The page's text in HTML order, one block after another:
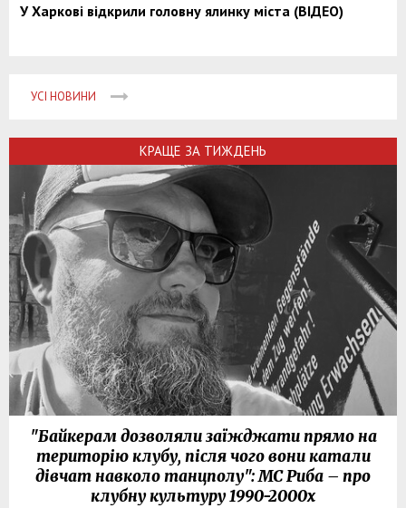
У Харкові відкрили головну ялинку міста (ВІДЕО)
УСІ НОВИНИ
КРАЩЕ ЗА ТИЖДЕНЬ
"Байкерам дозволяли заїжджати прямо на
територію клубу, після чого вони катали
дівчат навколо танцполу": МС Риба – про
клубну культуру 1990-2000х